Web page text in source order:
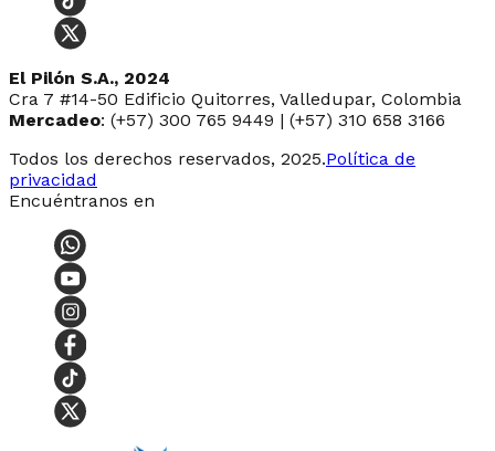
El Pilón S.A., 2024
Cra 7 #14-50 Edificio Quitorres, Valledupar, Colombia
Mercadeo: (+57) 300 765 9449 | (+57) 310 658 3166
Todos los derechos reservados, 2025.Política de
privacidad
Encuéntranos en